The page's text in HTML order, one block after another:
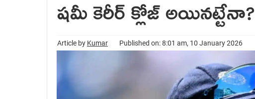
షమీ కెరీర్ క్లోజ్ అయినట్టేనా?
Article by Kumar Published on: 8:01 am, 10 January 2026